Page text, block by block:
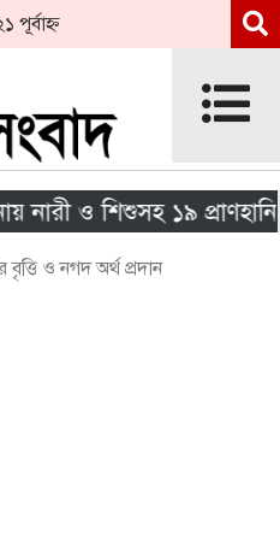
ও শিশুসহ ১৯ প্রাণহানি
বৃত্তি ও নগদ অর্থ প্রদান